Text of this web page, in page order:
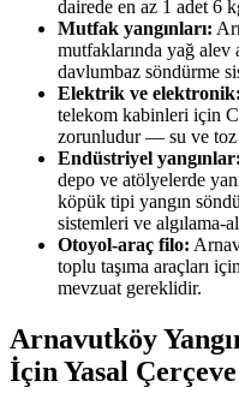
dairede en az 1 adet 6
Mutfak yangınları:
mutfaklarında yağ
davlumbaz söndürme
Elektrik ve elektronik:
telekom kabinleri için
zorunludur — su ve toz
Endüstriyel yangınlar:
depo ve atölyelerde
köpük tipi yangın
sistemleri ve algılama-
Otoyol-araç filo:
toplu taşıma araçları
mevzuat gereklidir.
Arnavutköy
İçin Yasal Çerçeve